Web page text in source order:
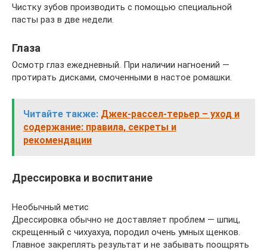
Чистку зубов производить с помощью специальной
пасты раз в две недели.
Глаза
Осмотр глаз ежедневный. При наличии нагноений —
протирать дисками, смоченными в настое ромашки.
Читайте также: Джек-рассел-терьер – уход и
содержание: правила, секреты и
рекомендации
Дрессировка и воспитание
Необычный метис
Дрессировка обычно не доставляет проблем — шпиц,
скрещенный с чихуахуа, породил очень умных щенков.
Главное закреплять результат и не забывать поощрять